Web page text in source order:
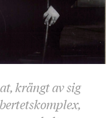
krängt av sig